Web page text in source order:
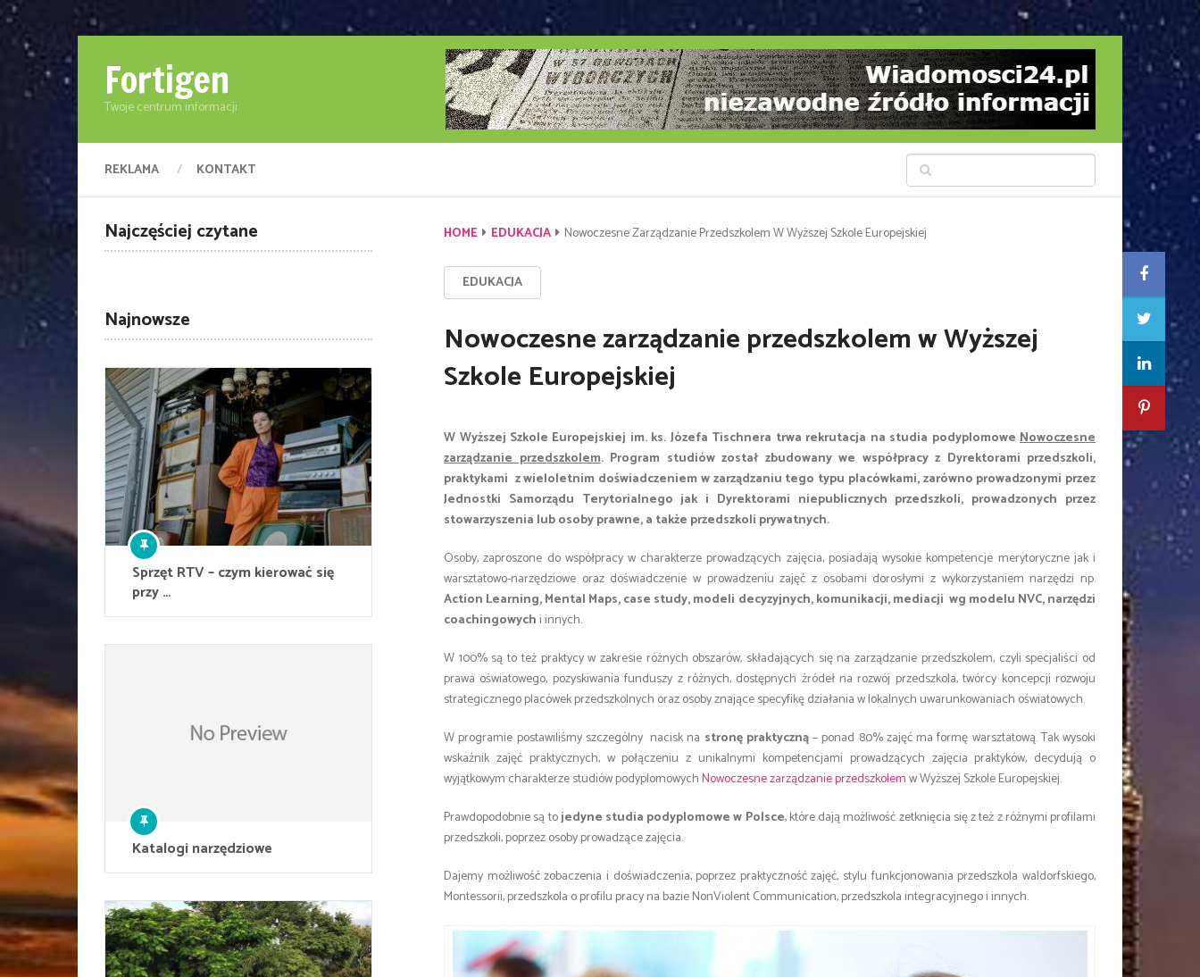
Fortigen
Twoje centrum informacji
REKLAMA KONTAKT
HOME EDUKACJA Nowoczesne Zarządzanie Przedszkolem W Wyższej Szkole Europejskiej
EDUKACJA
Nowoczesne zarządzanie przedszkolem w Wyższej
Szkole Europejskiej
W Wyższej Szkole Europejskiej im. ks. Józefa Tischnera trwa rekrutacja na studia podyplomowe Nowoczesne
zarządzanie przedszkolem. Program studiów został zbudowany we współpracy z Dyrektorami przedszkoli,
praktykami z wieloletnim doświadczeniem w zarządzaniu tego typu placówkami, zarówno prowadzonymi przez
Jednostki Samorządu Terytorialnego jak i Dyrektorami niepublicznych przedszkoli, prowadzonych przez
stowarzyszenia lub osoby prawne, a także przedszkoli prywatnych.
Osoby, zaproszone do współpracy w charakterze prowadzących zajęcia, posiadają wysokie kompetencje merytoryczne jak i
warsztatowo-narzędziowe oraz doświadczenie w prowadzeniu zajęć z osobami dorosłymi z wykorzystaniem narzędzi np.
Action Learning, Mental Maps, case study, modeli decyzyjnych, komunikacji, mediacji wg modelu NVC, narzędzi
coachingowych i innych.
W 100% są to też praktycy w zakresie różnych obszarów, składających się na zarządzanie przedszkolem, czyli specjaliści od
prawa oświatowego, pozyskiwania funduszy z różnych, dostępnych źródeł na rozwój przedszkola, twórcy koncepcji rozwoju
strategicznego placówek przedszkolnych oraz osoby znające specyfikę działania w lokalnych uwarunkowaniach oświatowych.
W programie postawiliśmy szczególny nacisk na stronę praktyczną– ponad 80% zajęć ma formę warsztatową. Tak wysoki
wskaźnik zajęć praktycznych, w połączeniu z unikalnymi kompetencjami prowadzących zajęcia praktyków, decydują o
wyjątkowym charakterze studiów podyplomowychNowoczesne zarządzanie przedszkolemw Wyższej Szkole Europejskiej.
Prawdopodobnie są tojedyne studia podyplomowe w Polsce, które dają możliwość zetknięcia się z też z różnymi profilami
przedszkoli, poprzez osoby prowadzące zajęcia.
Dajemy możliwość zobaczenia i doświadczenia, poprzez praktyczność zajęć, stylu funkcjonowania przedszkola waldorfskiego,
Montessorii, przedszkola o profilu pracy na bazie NonViolent Communication, przedszkola integracyjnego i innych.
Najczęściej czytane
Najnowsze
Sprzęt RTV – czym kierować się
przy …
Katalogi narzędziowe